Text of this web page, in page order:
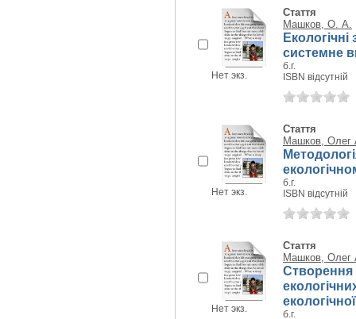
Нет экз.
Стаття
Машков, О. А.
системне
б.г.
ISBN відсутній
Нет экз.
Стаття
Машков, Олег
б.г.
ISBN відсутній
Нет экз.
Стаття
Машков, Олег
Створення
б.г.